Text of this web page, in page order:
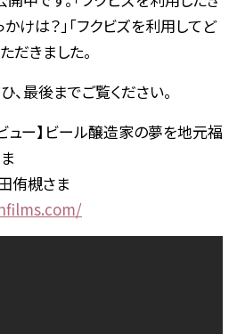
かけは？」「フクビズを利用してど
だきました。
、最後までご覧ください。
ー】ビール醸造家の夢を地元福
侑槻さま